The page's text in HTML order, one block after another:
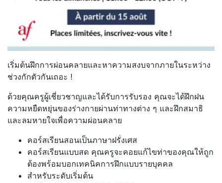
เริ่มต้นฝึกการผ่อนคลายและหาความสงบจากภายในระหว่าง
ช่วงกักตัวกันเถอะ !
ด้วยคุณครูผู้เชี่ยวชาญและได้รับการรับรอง คุณจะได้ฝึกฝน
ความหยืดหยุ่นของร่างกายผ่านท่าทางต่าง ๆ และฝึกสมาธิ
และลมหายใจเพื่อความผ่อนคลาย
คอร์สเรียนสอนเป็นภาษาฝรั่งเศส
คอร์สเรียนแบบสด คุณครูจะคอยแก้ไขท่าของคุณให้ถูก
ต้องพร้อมบอกเทคนิคการฝึกแบบรายบุคคล
สำหรับระดับเริ่มต้น